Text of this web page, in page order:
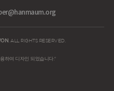
. ALL RIGHTS RESERVED.
하여 디자인 되었습니다."